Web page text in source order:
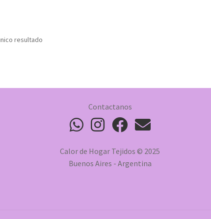
resultado
Contactanos
Calor de Hogar Tejidos © 2025
Buenos Aires - Argentina